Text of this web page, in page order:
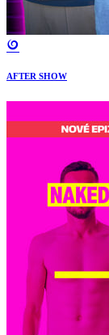
AFTER SHOW